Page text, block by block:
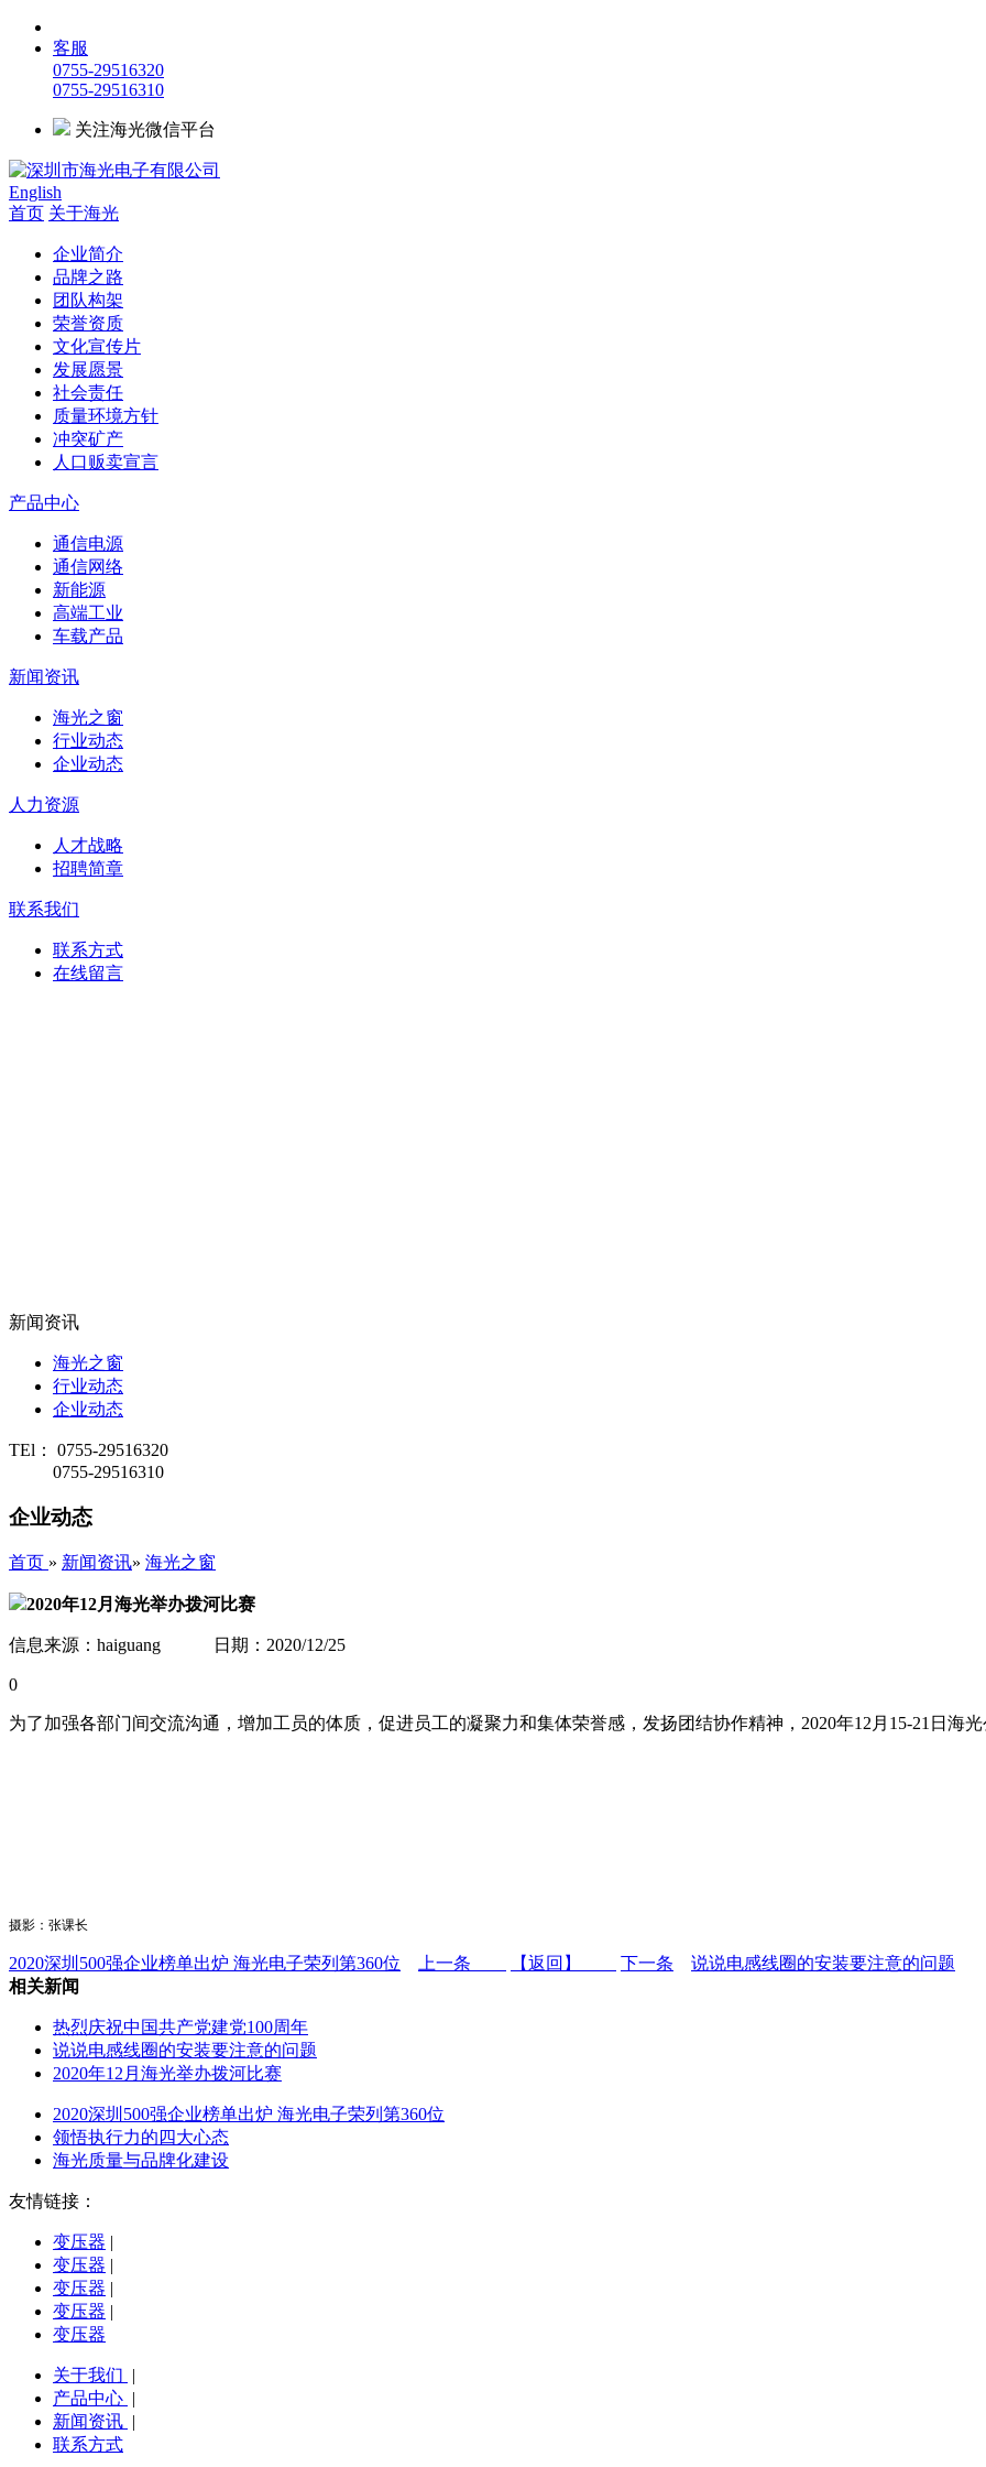
客服
0755-29516320
0755-29516310
关注海光微信平台
English
首页 关于海光
企业简介
品牌之路
团队构架
荣誉资质
文化宣传片
发展愿景
社会责任
质量环境方针
冲突矿产
人口贩卖宣言
产品中心
通信电源
通信网络
新能源
高端工业
车载产品
新闻资讯
海光之窗
行业动态
企业动态
人力资源
人才战略
招聘简章
联系我们
联系方式
在线留言
新闻资讯
海光之窗
行业动态
企业动态
TEl： 0755-29516320
0755-29516310
企业动态
首页 » 新闻资讯» 海光之窗
2020年12月海光举办拨河比赛
信息来源：haiguang 日期：2020/12/25
0
为了加强各部门间交流沟通，增加工员的体质，促进员工的凝聚力和集体荣誉感，发扬团结协作精神，2020年12月15-21日海光
摄影：张课长
2020深圳500强企业榜单出炉 海光电子荣列第360位 上一条 【返回】 下一条
说说电感线圈的安装要注意的问题
相关新闻
热烈庆祝中国共产党建党100周年
说说电感线圈的安装要注意的问题
2020年12月海光举办拨河比赛
2020深圳500强企业榜单出炉 海光电子荣列第360位
领悟执行力的四大心态
海光质量与品牌化建设
友情链接：
变压器 |
变压器 |
变压器 |
变压器 |
变压器
关于我们 |
产品中心 |
新闻资讯 |
联系方式